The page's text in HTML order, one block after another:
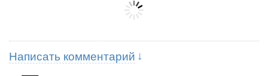
Написать комментарий